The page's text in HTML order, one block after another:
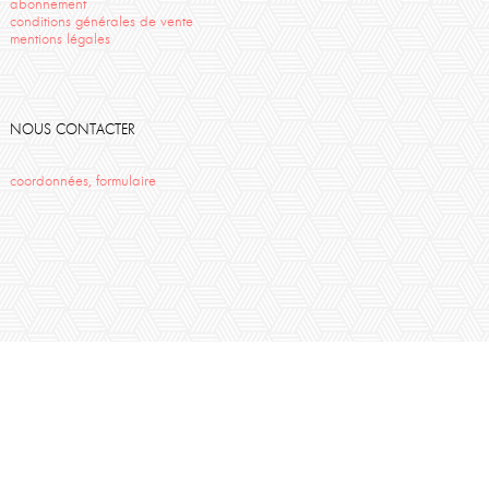
abonnement
conditions générales de vente
mentions légales
NOUS CONTACTER
coordonnées, formulaire